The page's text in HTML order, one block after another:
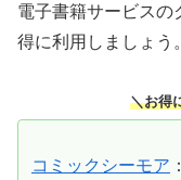
電子書籍サービスの
得に利用しましょう。
＼お得
コミックシーモア